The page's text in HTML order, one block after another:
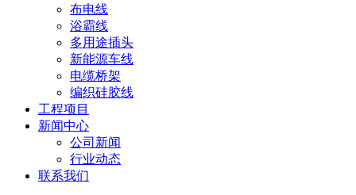
布电线
浴霸线
多用途插头
新能源车线
电缆桥架
编织硅胶线
工程项目
新闻中心
公司新闻
行业动态
联系我们